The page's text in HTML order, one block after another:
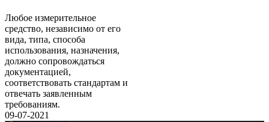
Любое измерительное
средство, независимо от его
вида, типа, способа
использования, назначения,
должно сопровождаться
документацией,
соответствовать стандартам и
отвечать заявленным
требованиям.
09-07-2021